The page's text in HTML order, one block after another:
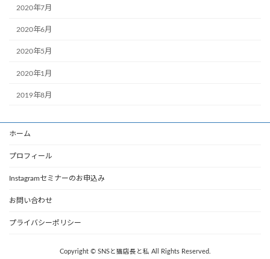
2020年7月
2020年6月
2020年5月
2020年1月
2019年8月
ホーム
プロフィール
Instagramセミナーのお申込み
お問い合わせ
プライバシーポリシー
Copyright © SNSと猫店長と私 All Rights Reserved.